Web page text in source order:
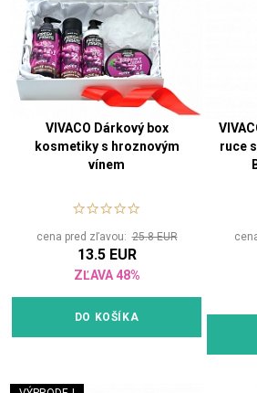
VIVACO Dárkový box
kosmetiky s hroznovým
vínem
cena pred zľavou:25.8 EUR
13.5 EUR
ZĽAVA 48%
DO KOŠÍKA
ruce